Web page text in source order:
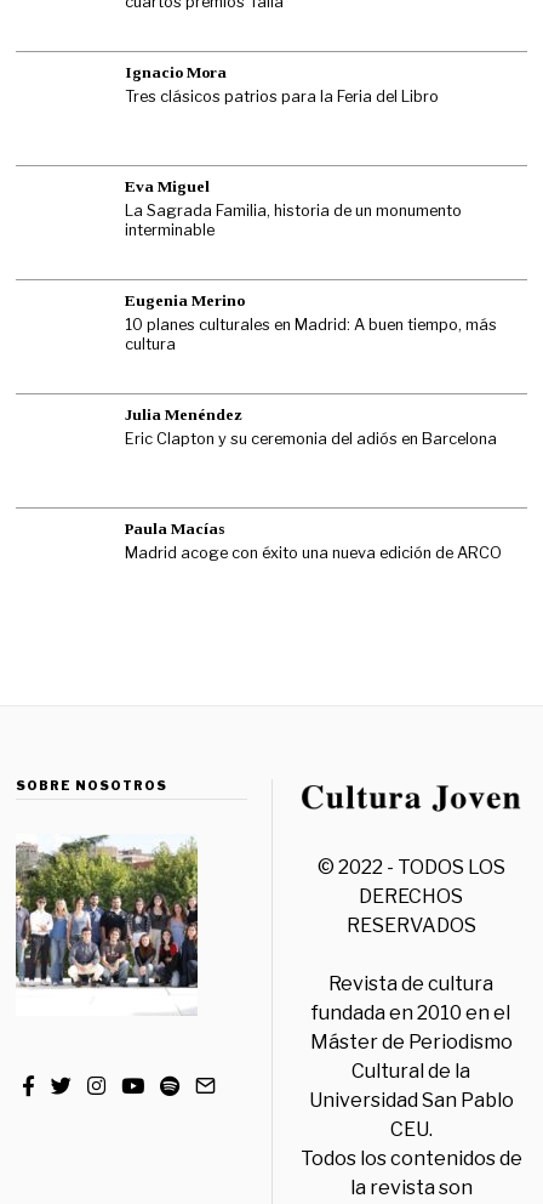
Ignacio Mora
Tres clásicos patrios para la Feria del Libro
Eva Miguel
La Sagrada Familia, historia de un monumento
interminable
Eugenia Merino
10 planes culturales en Madrid: A buen tiempo, más
cultura
Julia Menéndez
Eric Clapton y su ceremonia del adiós en Barcelona
Paula Macías
Madrid acoge con éxito una nueva edición de ARCO
SOBRE NOSOTROS
© 2022 - TODOS LOS
DERECHOS
RESERVADOS
Revista de cultura
fundada en 2010 en el
Máster de Periodismo
Cultural de la
Universidad San Pablo
CEU.
Todos los contenidos de
la revista son